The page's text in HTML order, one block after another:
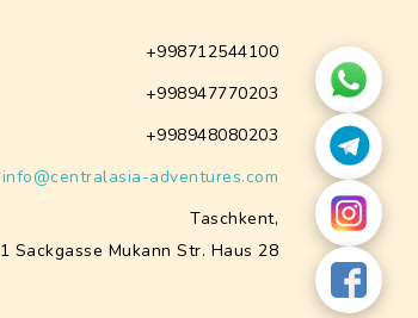
+998712544100
+998947770203
+998948080203
info@centralasia-adventures.com
Taschkent,
1 Sackgasse Mukann Str. Haus 28